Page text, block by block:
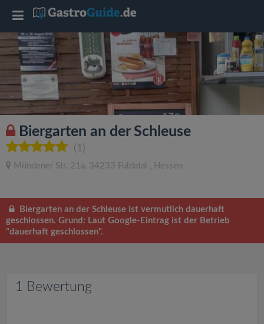
Biergarten an der Schleuse
(1)
Mündener Str. 21a, 34233 Fuldatal , Hessen
Biergarten an der Schleuse ist vermutlich dauerhaft
geschlossen. Grund: Laut Google-Eintrag ist der Betrieb
"dauerhaft geschlossen".
1 Bewertung
T
o
g
g
l
e
a